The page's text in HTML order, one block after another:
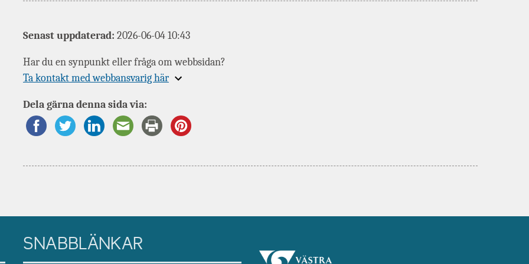
Senast uppdaterad: 2026-06-04 10:43
Har du en synpunkt eller fråga om webbsidan?
Expandera
om
Ta kontakt med webbansvarig här
Dela gärna denna sida via:
SNABBLÄNKAR